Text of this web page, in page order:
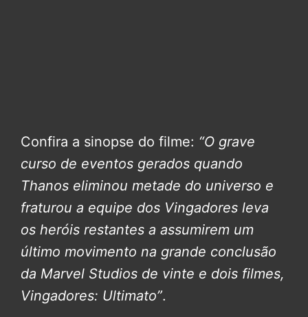
Confira a sinopse do filme: “O grave
curso de eventos gerados quando
Thanos eliminou metade do universo e
fraturou a equipe dos Vingadores leva
os heróis restantes a assumirem um
último movimento na grande conclusão
da Marvel Studios de vinte e dois filmes,
Vingadores: Ultimato”.